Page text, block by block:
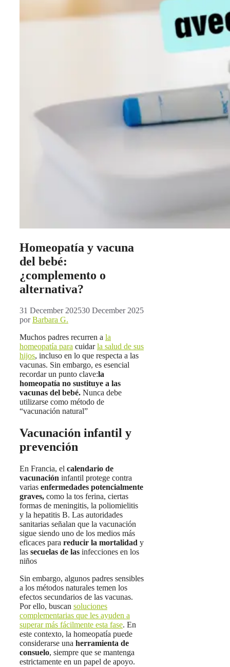
Homeopatía y vacuna
del bebé:
¿complemento o
alternativa?
31 December 202530 December 2025
porBarbara G.
Muchos padres recurren a la
homeopatía para cuidarla salud de sus
hijos, incluso en lo que respecta a las
vacunas. Sin embargo, es esencial
recordar un punto clave:la
homeopatía no sustituye a las
vacunas del bebé. Nunca debe
utilizarse como método de
“vacunación natural”
Vacunación infantil y
prevención
En Francia, el calendario de
vacunación infantil protege contra
varias enfermedades potencialmente
graves, como la tos ferina, ciertas
formas de meningitis, la poliomielitis
y la hepatitis B. Las autoridades
sanitarias señalan que la vacunación
sigue siendo uno de los medios más
eficaces para reducir la mortalidad y
las secuelas de las infecciones en los
niños
Sin embargo, algunos padres sensibles
a los métodos naturales temen los
efectos secundarios de las vacunas.
Por ello, buscan soluciones
complementarias que les ayuden a
superar más fácilmente esta fase. En
este contexto, la homeopatía puede
considerarse una herramienta de
consuelo, siempre que se mantenga
estrictamente en un papel de apoyo.